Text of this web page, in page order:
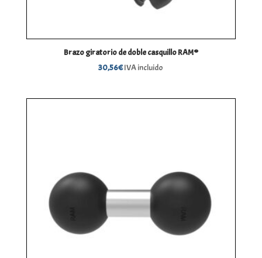
Brazo giratorio de doble casquillo RAM®
30,56€IVA incluido